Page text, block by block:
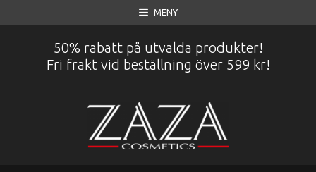
till
MENY
50% rabatt på utvalda produkter!
Fri frakt vid beställning över 599 kr!